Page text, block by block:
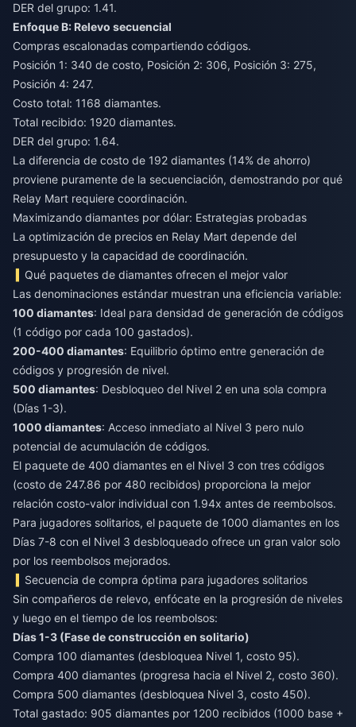
DER del grupo: 1.41.
Enfoque B: Relevo secuencial
Compras escalonadas compartiendo códigos.
Posición 1: 340 de costo, Posición 2: 306, Posición 3: 275,
Posición 4: 247.
Costo total: 1168 diamantes.
Total recibido: 1920 diamantes.
DER del grupo: 1.64.
La diferencia de costo de 192 diamantes (14% de ahorro)
proviene puramente de la secuenciación, demostrando por qué
Relay Mart requiere coordinación.
Maximizando diamantes por dólar: Estrategias probadas
La optimización de precios en Relay Mart depende del
presupuesto y la capacidad de coordinación.
Qué paquetes de diamantes ofrecen el mejor valor
Las denominaciones estándar muestran una eficiencia variable:
100 diamantes: Ideal para densidad de generación de códigos
(1 código por cada 100 gastados).
200-400 diamantes: Equilibrio óptimo entre generación de
códigos y progresión de nivel.
500 diamantes: Desbloqueo del Nivel 2 en una sola compra
(Días 1-3).
1000 diamantes: Acceso inmediato al Nivel 3 pero nulo
potencial de acumulación de códigos.
El paquete de 400 diamantes en el Nivel 3 con tres códigos
(costo de 247.86 por 480 recibidos) proporciona la mejor
relación costo-valor individual con 1.94x antes de reembolsos.
Para jugadores solitarios, el paquete de 1000 diamantes en los
Días 7-8 con el Nivel 3 desbloqueado ofrece un gran valor solo
por los reembolsos mejorados.
Secuencia de compra óptima para jugadores solitarios
Sin compañeros de relevo, enfócate en la progresión de niveles
y luego en el tiempo de los reembolsos:
Días 1-3 (Fase de construcción en solitario)
Compra 100 diamantes (desbloquea Nivel 1, costo 95).
Compra 400 diamantes (progresa hacia el Nivel 2, costo 360).
Compra 500 diamantes (desbloquea Nivel 3, costo 450).
Total gastado: 905 diamantes por 1200 recibidos (1000 base +